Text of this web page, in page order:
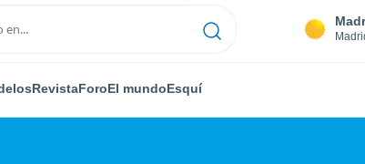
RevistaForoEl mundoEsquí